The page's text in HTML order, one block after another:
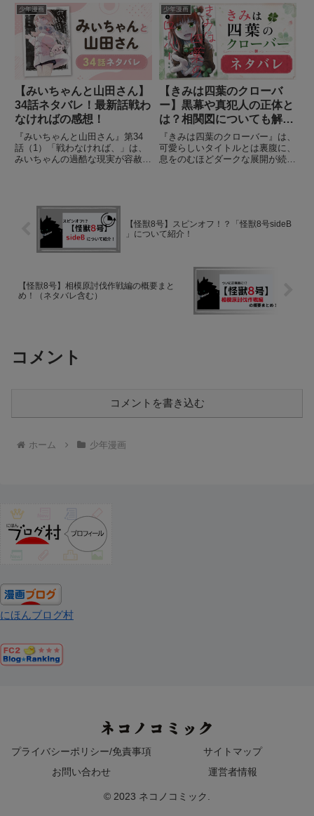
す。【SAKAMOTODAYS】を読
むのがオススメの人はこちら！・
王道ジャンプ・主人公ちょっと最
強系・殺し屋系・熱い...
クで重厚なストーリーと裏切りだ
らけの展開で、一気に注目を集め
ている作品です。主人公・六平チ
ヒロは、父を殺された復讐を胸
に...
少年漫画
【みいちゃんと山田さん】
34話ネタバレ！最新話戦わ
なければの感想！
『みいちゃんと山田さん』第34
話（1）「戦わなければ、」は、
みいちゃんの過酷な現実が容赦な
ちの冷たい視線、そしてラストに
控える衝撃の「害獣対決」——...
少年漫画
【きみは四葉のクローバ
ー】黒幕や真犯人の正体と
は？相関図についても解
説！
『きみは四葉のクローバー』は、
可愛らしいタイトルとは裏腹に、
息をのむほどダークな展開が続く
見...
【怪獣8号】スピンオフ！？「怪獣8号sideB
」について紹介！
【怪獣8号】相模原討伐作戦編の概要まと
め！（ネタバレ含む）
コメント
コメントを書き込む
ホーム 少年漫画
にほんブログ村
ネコノコミック
プライバシーポリシー/免責事項
サイトマップ
お問い合わせ
運営者情報
© 2023 ネコノコミック.